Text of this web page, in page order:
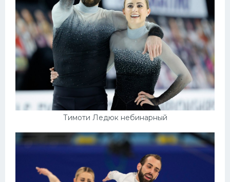
Тимоти Ледюк небинарный